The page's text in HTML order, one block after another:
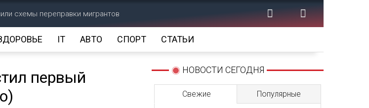
схемы переправки мигрантов
IT АВТО СПОРТ СТАТЬИ
первый
НОВОСТИ СЕГОДНЯ
Свежие Популярные